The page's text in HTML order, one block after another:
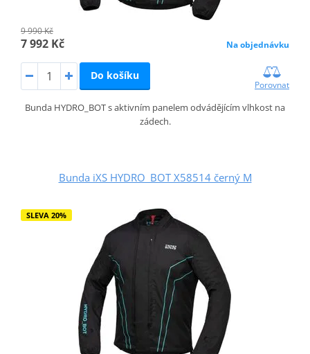
9 990 Kč
7 992 Kč Na objednávku
Do košíku
Porovnat
Bunda HYDRO_BOT s aktivním panelem odvádějícím vlhkost na
zádech.
Bunda iXS HYDRO_BOT X58514 černý M
SLEVA 20%